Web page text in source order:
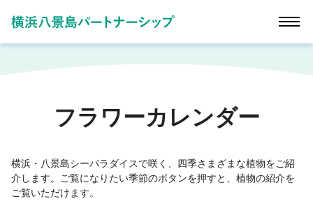
フラワーカレンダー
横浜・八景島シーパラダイスで咲く、四季さまざまな植物をご紹
介します。ご覧になりたい季節のボタンを押すと、植物の紹介を
ご覧いただけます。